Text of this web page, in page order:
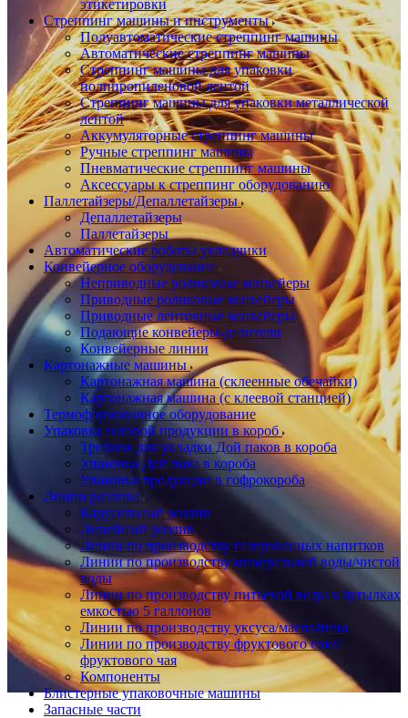
этикетировки
Стреппинг машины и инструменты
Полуавтоматические стреппинг машины
Автоматические стреппинг машины
Стреппинг машины для упаковки
полипропиленовой лентой
Стреппинг машины для упаковки металлической
лентой
Аккумуляторные стреппинг машины
Ручные стреппинг машины
Пневматические стреппинг машины
Аксессуары к стреппинг оборудованию
Паллетайзеры/Депаллетайзеры
Депаллетайзеры
Паллетайзеры
Автоматические роботы укладчики
Конвейерное оборудование
Неприводные роликовые конвейеры
Приводные роликовые конвейеры
Приводные ленточные конвейеры
Подающие конвейеры-делители
Конвейерные линии
Картонажные машины
Картонажная машина (склеенные обечайки)
Картонажная машина (с клеевой станцией)
Термоформовочное оборудование
Упаковка готовой продукции в короб
Триблок для укладки Дой паков в короба
Упаковка Дой пака в короба
Упаковка продукции в гофрокороба
Линии розлива
Карусельный розлив
Линейный розлив
Линии по производству газированных напитков
Линии по производству минеральной воды/чистой
воды
Линии по производству питьевой воды в бутылках
емкостью 5 галлонов
Линии по производству уксуса/масла/вина
Линии по производству фруктового сока/
фруктового чая
Компоненты
Блистерные упаковочные машины
Запасные части